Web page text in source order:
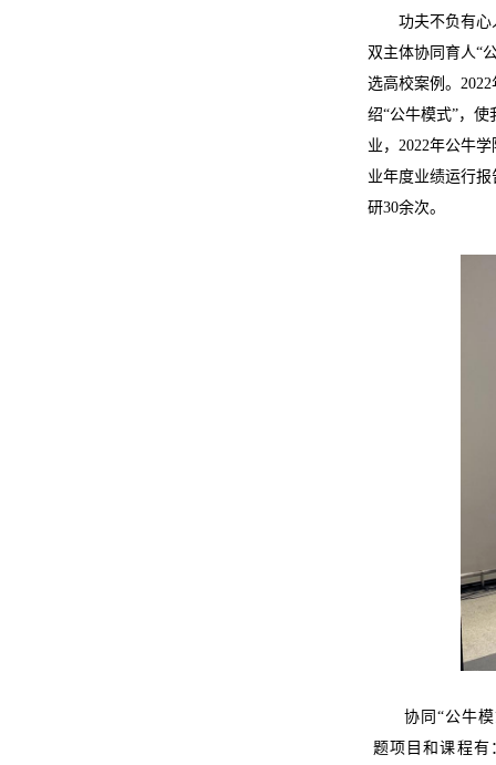
功夫不负有心
双主体协同育人“
选高校案例。
绍“公牛模式”，
业，2022年公牛
业年度业绩运行
研30余次。
协同“公牛
题项目和课程有